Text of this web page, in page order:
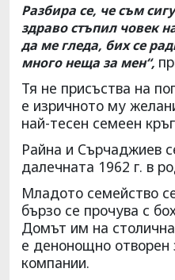
Разбира се, че съм
здраво стъпил човек
да ме гледа, бих се
много неща за мен“,
Тя не присъства на
е изричното му
най-тесен семеен
Райна и Сърчаджиев
далечната 1962 г. в
Младото семейство
бързо се прочува с
Домът им на
е денонощно
компании.